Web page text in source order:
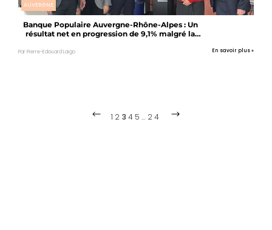
AUVERGNE
Banque Populaire Auvergne-Rhône-Alpes : Un
résultat net en progression de 9,1% malgré la
Par Pierre-Edouard Laigo En savoir plus »
1 2 3 4 5… 24